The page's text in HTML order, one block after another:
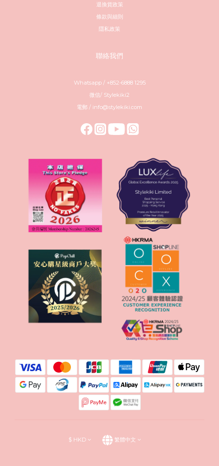
退換貨政策
條款與細則
隱私政策
聯絡我們
Whatsapp / +852-6888 1295
微信/ Stylekiki2
電郵 / info@stylekiki.com
$ HKD 繁體中文